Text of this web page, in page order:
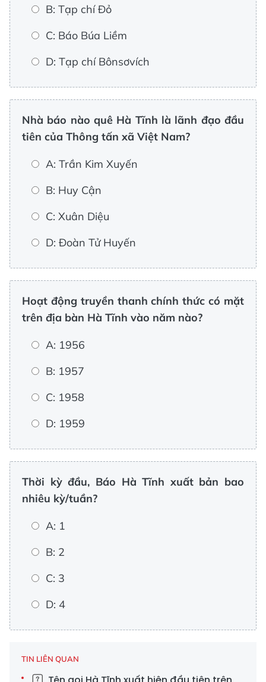
B: Tạp chí Đỏ
C: Báo Búa Liềm
D: Tạp chí Bônsơvích
Nhà báo nào quê Hà Tĩnh là lãnh đạo đầu
tiên của Thông tấn xã Việt Nam?
A: Trần Kim Xuyến
B: Huy Cận
C: Xuân Diệu
D: Đoàn Tử Huyến
Hoạt động truyền thanh chính thức có mặt
trên địa bàn Hà Tĩnh vào năm nào?
A: 1956
B: 1957
C: 1958
D: 1959
Thời kỳ đầu, Báo Hà Tĩnh xuất bản bao
nhiêu kỳ/tuần?
A: 1
B: 2
C: 3
D: 4
TIN LIÊN QUAN